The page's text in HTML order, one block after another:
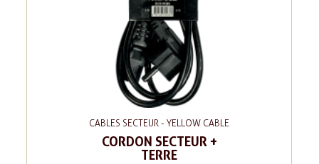
CABLES SECTEUR - YELLOW CABLE
CORDON SECTEUR +
TERRE